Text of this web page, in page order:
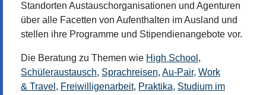
Standorten Austauschorganisationen und Agenturen
über alle Facetten von Aufenthalten im Ausland und
stellen ihre Programme und Stipendienangebote vor.
Die Beratung zu Themen wie High School ,
Schüleraustausch, Sprachreisen, Au-Pair, Work
& Travel , Freiwilligenarbeit, Praktika, Studium im